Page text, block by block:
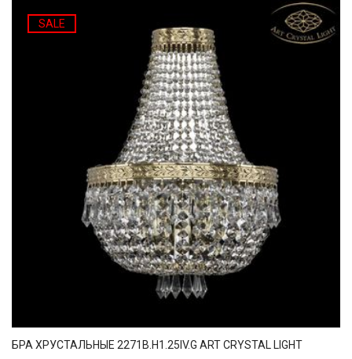
SALE
БРА ХРУСТАЛЬНЫЕ 2271B.H1.25IV.G ART CRYSTAL LIGHT